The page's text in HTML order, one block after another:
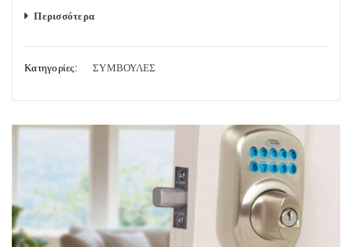
Περισσότερα
Κατηγορίες: ΣΥΜΒΟΥΛΕΣ